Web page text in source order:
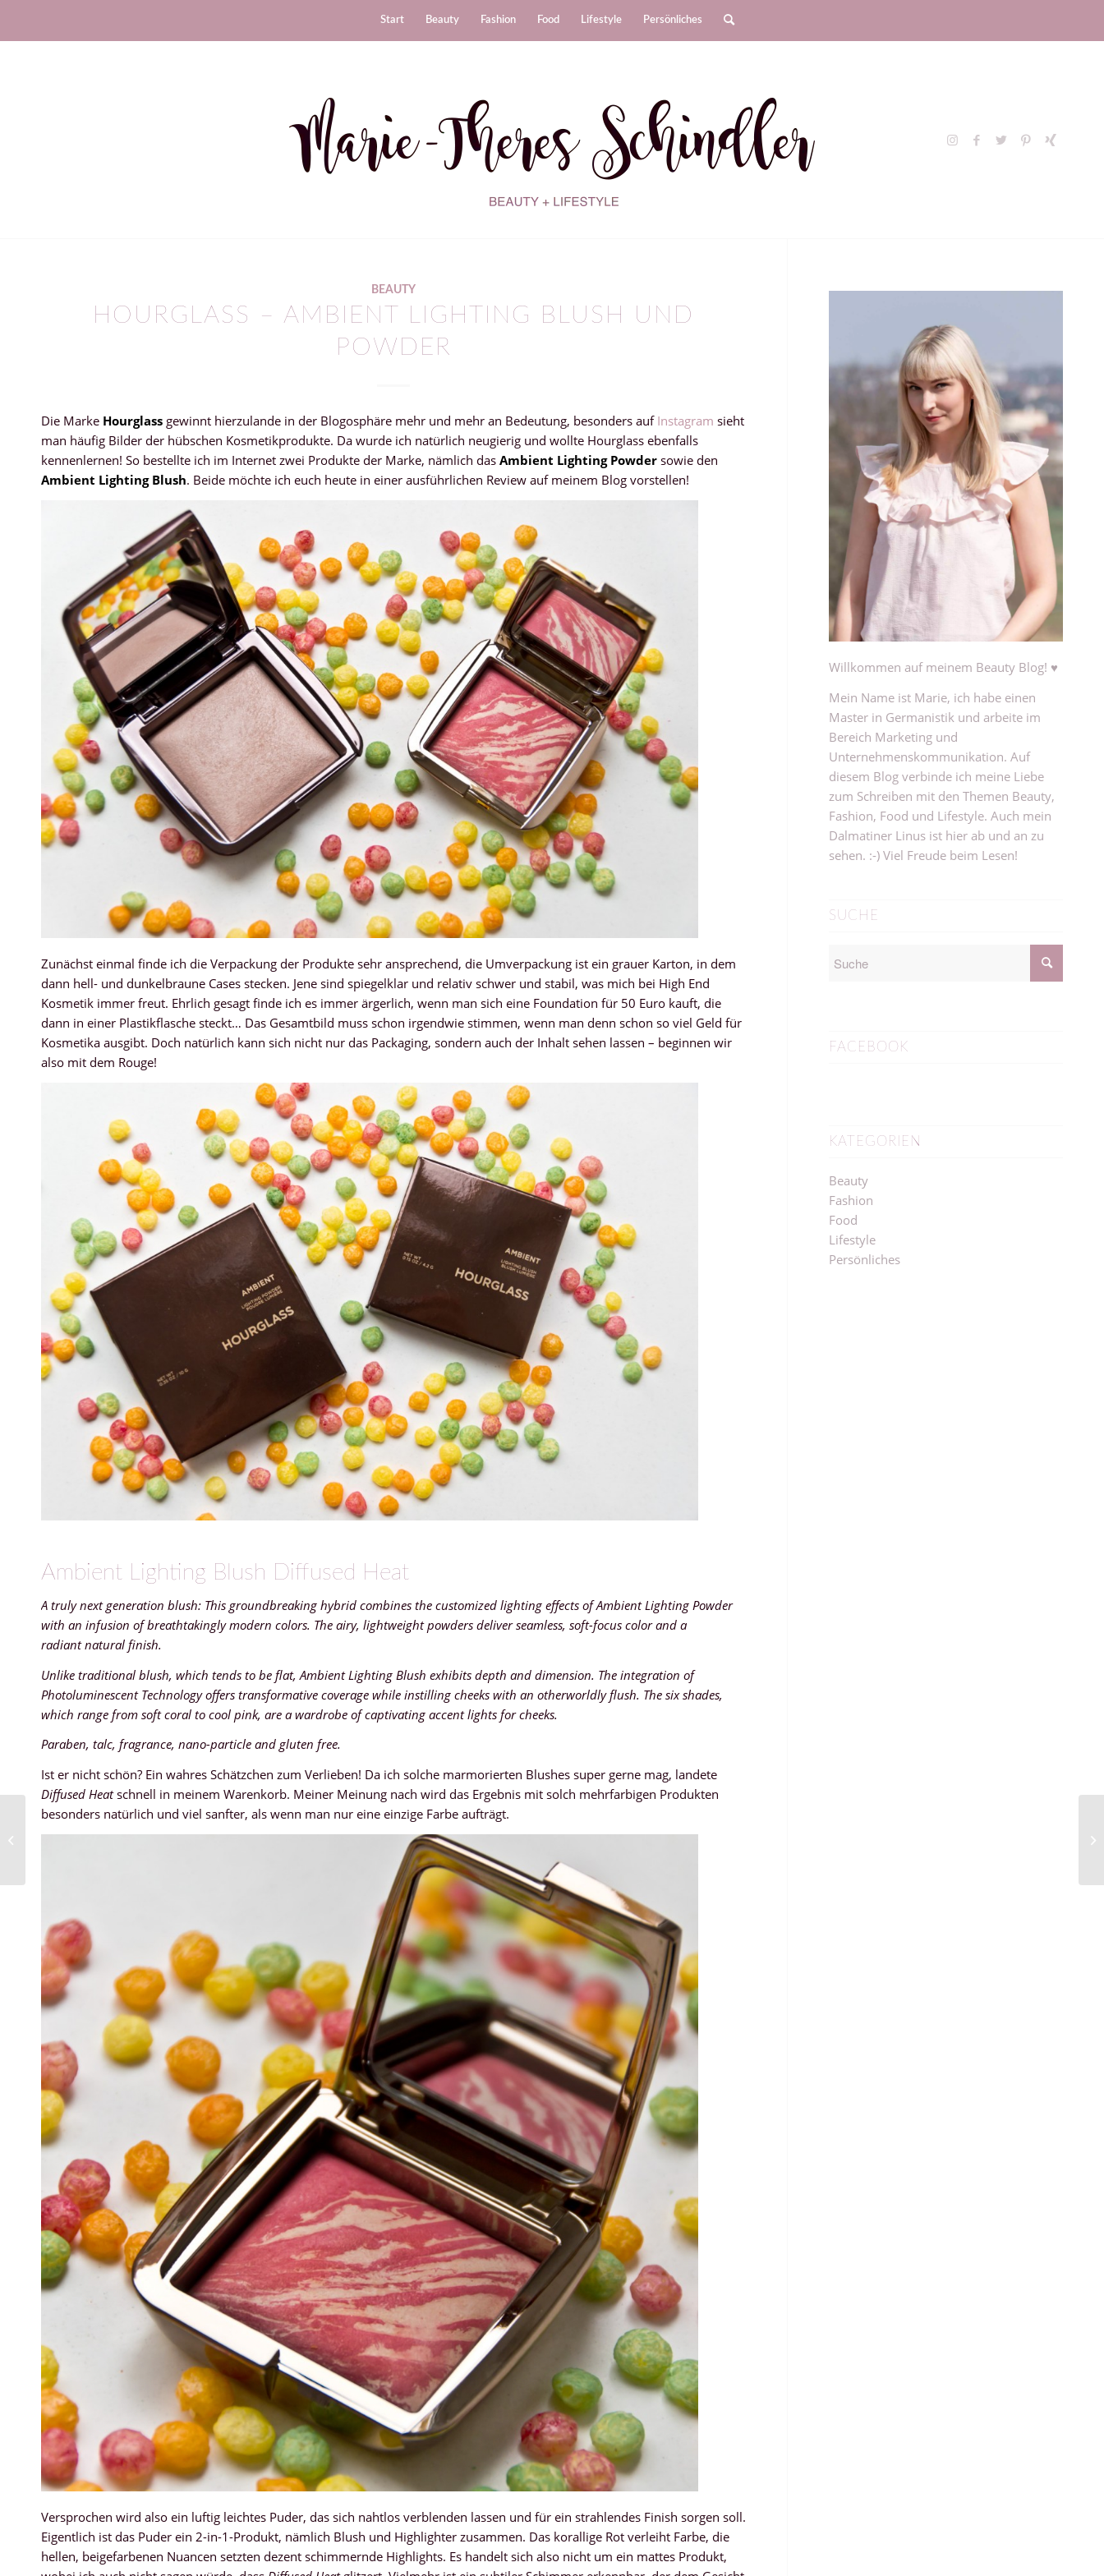
Start Beauty Fashion Food Lifestyle Persönliches
BEAUTY
HOURGLASS – AMBIENT LIGHTING BLUSH UND
POWDER
Die Marke Hourglass gewinnt hierzulande in der Blogosphäre mehr und mehr an Bedeutung, besonders auf Instagram sieht
man häufig Bilder der hübschen Kosmetikprodukte. Da wurde ich natürlich neugierig und wollte Hourglass ebenfalls
kennenlernen! So bestellte ich im Internet zwei Produkte der Marke, nämlich das Ambient Lighting Powder sowie den
Ambient Lighting Blush. Beide möchte ich euch heute in einer ausführlichen Review auf meinem Blog vorstellen!
Zunächst einmal finde ich die Verpackung der Produkte sehr ansprechend, die Umverpackung ist ein grauer Karton, in dem
dann hell- und dunkelbraune Cases stecken. Jene sind spiegelklar und relativ schwer und stabil, was mich bei High End
Kosmetik immer freut. Ehrlich gesagt finde ich es immer ärgerlich, wenn man sich eine Foundation für 50 Euro kauft, die
dann in einer Plastikflasche steckt… Das Gesamtbild muss schon irgendwie stimmen, wenn man denn schon so viel Geld für
Kosmetika ausgibt. Doch natürlich kann sich nicht nur das Packaging, sondern auch der Inhalt sehen lassen – beginnen wir
also mit dem Rouge!
Ambient Lighting Blush Diffused Heat
A truly next generation blush: This groundbreaking hybrid combines the customized lighting effects of Ambient Lighting Powder
with an infusion of breathtakingly modern colors. The airy, lightweight powders deliver seamless, soft-focus color and a
radiant natural finish.
Unlike traditional blush, which tends to be flat, Ambient Lighting Blush exhibits depth and dimension. The integration of
Photoluminescent Technology offers transformative coverage while instilling cheeks with an otherworldly flush. The six shades,
which range from soft coral to cool pink, are a wardrobe of captivating accent lights for cheeks.
Paraben, talc, fragrance, nano-particle and gluten free.
Ist er nicht schön? Ein wahres Schätzchen zum Verlieben! Da ich solche marmorierten Blushes super gerne mag, landete
Diffused Heatschnell in meinem Warenkorb. Meiner Meinung nach wird das Ergebnis mit solch mehrfarbigen Produkten
besonders natürlich und viel sanfter, als wenn man nur eine einzige Farbe aufträgt.
Versprochen wird also ein luftig leichtes Puder, das sich nahtlos verblenden lassen und für ein strahlendes Finish sorgen soll.
Eigentlich ist das Puder ein 2-in-1-Produkt, nämlich Blush und Highlighter zusammen. Das korallige Rot verleiht Farbe, die
hellen, beigefarbenen Nuancen setzten dezent schimmernde Highlights. Es handelt sich also nicht um ein mattes Produkt,
Willkommen auf meinem Beauty Blog! ♥
Mein Name ist Marie, ich habe einen
Master in Germanistik und arbeite im
Bereich Marketing und
Unternehmenskommunikation. Auf
diesem Blog verbinde ich meine Liebe
zum Schreiben mit den Themen Beauty,
Fashion, Food und Lifestyle. Auch mein
Dalmatiner Linus ist hier ab und an zu
sehen. :-) Viel Freude beim Lesen!
SUCHE
FACEBOOK
KATEGORIEN
Beauty
Fashion
Food
Lifestyle
Persönliches
{Dupe} Giorgio Armani